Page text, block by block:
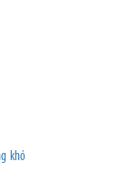
khó